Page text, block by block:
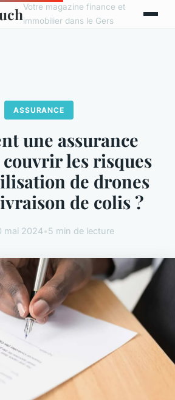
Votre magazine finance et
immobilier dans le Gers
ASSURANCE
une assurance
les risques
de drones
de colis ?
mai 2024•5 min de lecture